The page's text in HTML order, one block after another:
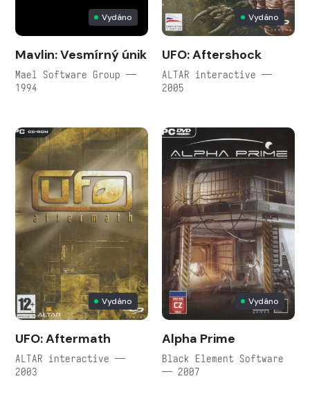
Vydáno
Mavlin: Vesmírný únik
Mael Software Group —
1994
Vydáno
UFO: Aftershock
ALTAR interactive —
2005
Vydáno
UFO: Aftermath
ALTAR interactive —
2003
Vydáno
Alpha Prime
Black Element Software
— 2007